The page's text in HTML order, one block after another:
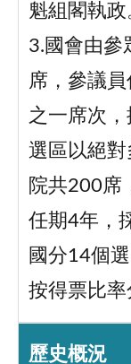
魁組閣執政
3.國會由參
席，參議
之一席次
選區以絕
院共200席
任期4年，
國分14個
按得票比率
歷史概況